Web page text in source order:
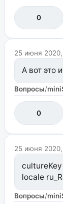
0
25 июня
А вот это
Вопросы/
0
25 июня
locale
Вопросы/